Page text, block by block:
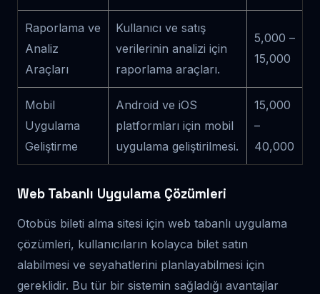
Raporlama ve
Analiz
Araçları
Kullanıcı ve satış
verilerinin analizi için
raporlama araçları.
5,000 –
15,000
Mobil
Uygulama
Geliştirme
Android ve iOS
platformları için mobil
uygulama geliştirilmesi.
15,000
–
40,000
Web Tabanlı Uygulama Çözümleri
Otobüs bileti alma sitesi için web tabanlı uygulama
çözümleri, kullanıcıların kolayca bilet satın
alabilmesi ve seyahatlerini planlayabilmesi için
gereklidir. Bu tür bir sistemin sağladığı avantajlar